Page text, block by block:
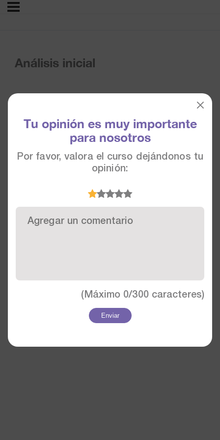
Tu opinión es muy importante
para nosotros
Por favor, valora el curso dejándonos tu
opinión:
(Máximo 0/300caracteres)
Enviar
Análisis inicial